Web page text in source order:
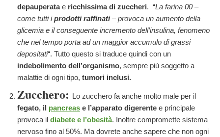
depauperata e ricchissima di zuccheri. “La farina 00 –
come tutti iprodotti raffinati– provoca un aumento della
glicemia e il conseguente incremento dell’insulina, fenomeno
che nel tempo porta ad un maggior accumulo di grassi
depositati“. Tutto questo si traduce quindi con un
indebolimento dell’organismo, sempre più soggetto a
malattie di ogni tipo, tumori inclusi.
Zucchero: Lo zucchero fa anche molto male per il
fegato, il pancreas e l’apparato digerente e principale
provoca il diabete e l’obesità. Inoltre compromette sistema
nervoso fino al 50%. Ma dovrete anche sapere che non ogni